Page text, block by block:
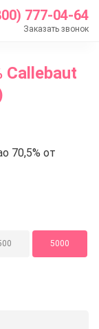
777-04-64
Заказать звонок
Callebaut
70,5% от
5000